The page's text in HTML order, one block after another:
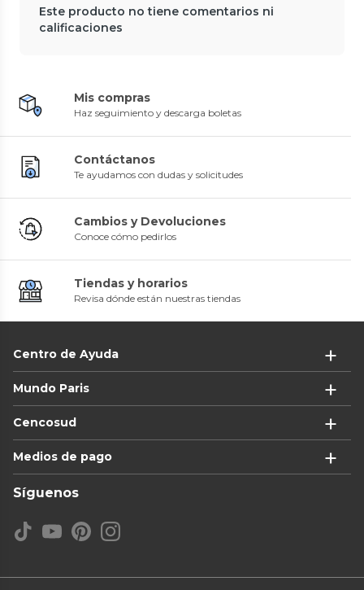
Este producto no tiene comentarios ni
calificaciones
Mis compras
Haz seguimiento y descarga boletas
Contáctanos
Te ayudamos con dudas y solicitudes
Cambios y Devoluciones
Conoce cómo pedirlos
Tiendas y horarios
Revisa dónde están nuestras tiendas
Centro de Ayuda
Mundo Paris
Cencosud
Medios de pago
Síguenos